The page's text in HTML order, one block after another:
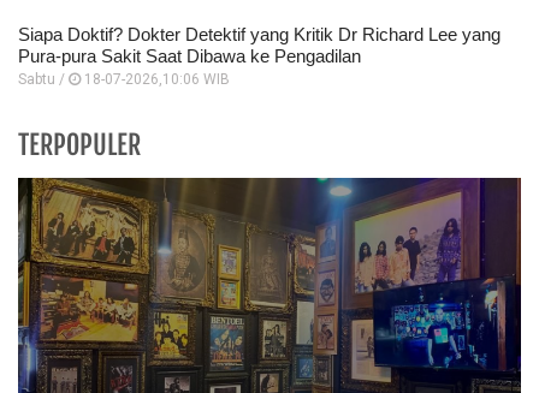
Siapa Doktif? Dokter Detektif yang Kritik Dr Richard Lee yang
Pura-pura Sakit Saat Dibawa ke Pengadilan
Sabtu / 18-07-2026,10:06 WIB
TERPOPULER